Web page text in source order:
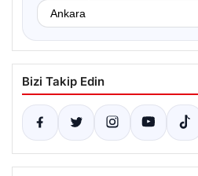
Bizi Takip Edin